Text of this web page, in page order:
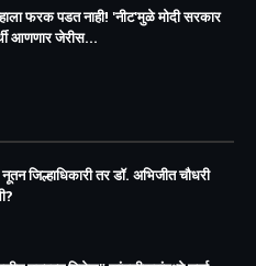
फरक पडत नाही! 'नीट'मुळे मोदी सरकार
आणणार जेरीस...
जिल्हाधिकारी तर डॉ. अभिजीत चौधरी